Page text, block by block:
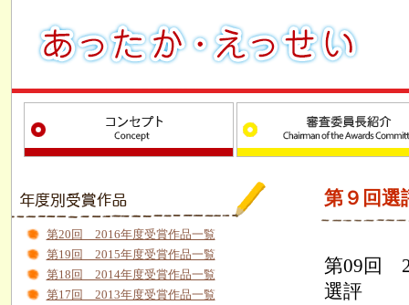
第20回 2016年度受賞作品一覧
第19回 2015年度受賞作品一覧
第18回 2014年度受賞作品一覧
第17回 2013年度受賞作品一覧
第９回選
第09回
選評